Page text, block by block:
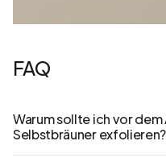
FAQ
Warum sollte ich vor
Selbstbräuner exfolieren?